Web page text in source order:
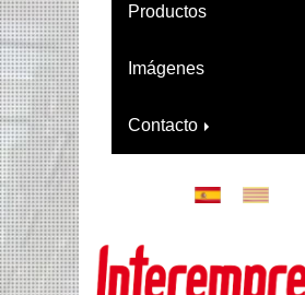
Productos
Imágenes
Contacto